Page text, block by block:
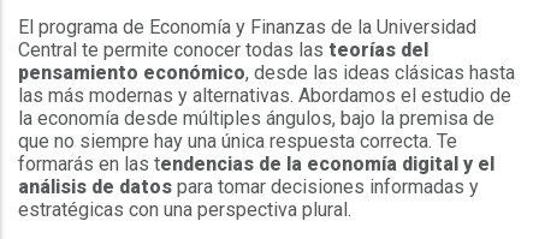
El programa de Economía y Finanzas de la Universidad
Central te permite conocer todas las teorías del
pensamiento económico, desde las ideas clásicas hasta
las más modernas y alternativas. Abordamos el estudio de
la economía desde múltiples ángulos, bajo la premisa de
que no siempre hay una única respuesta correcta. Te
formarás en las tendencias de la economía digital y el
análisis de datos para tomar decisiones informadas y
estratégicas con una perspectiva plural.